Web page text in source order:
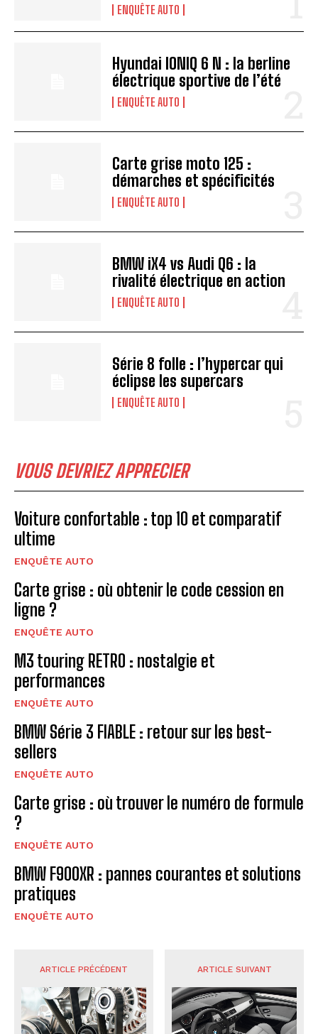
ENQUÊTE AUTO
Hyundai IONIQ 6 N : la berline
électrique sportive de l’été
ENQUÊTE AUTO
Carte grise moto 125 :
démarches et spécificités
ENQUÊTE AUTO
BMW iX4 vs Audi Q6 : la
rivalité électrique en action
ENQUÊTE AUTO
Série 8 folle : l’hypercar qui
éclipse les supercars
ENQUÊTE AUTO
VOUS DEVRIEZ APPRECIER
Voiture confortable : top 10 et comparatif
ultime
ENQUÊTE AUTO
Carte grise : où obtenir le code cession en
ligne ?
ENQUÊTE AUTO
M3 touring RETRO : nostalgie et
performances
ENQUÊTE AUTO
BMW Série 3 FIABLE : retour sur les best-
sellers
ENQUÊTE AUTO
Carte grise : où trouver le numéro de formule
?
ENQUÊTE AUTO
BMW F900XR : pannes courantes et solutions
pratiques
ENQUÊTE AUTO
ARTICLE PRÉCÉDENT ARTICLE SUIVANT